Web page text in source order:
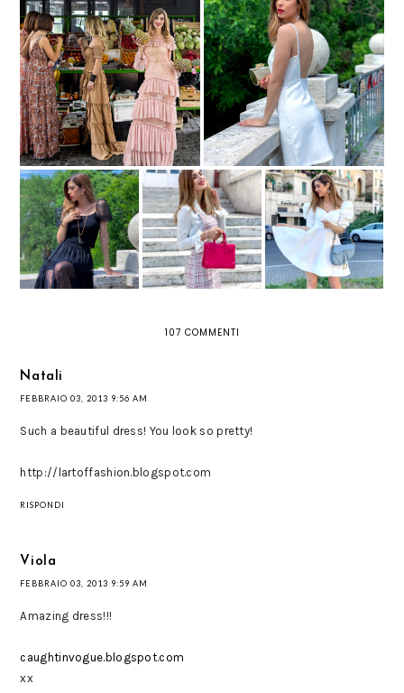
TREND ESTATE 2019: MAXI
DRESS A BALZE
VESTITO BIANCO CON LA
SCHIENA SCOPERTA E TANTE
PERLE
TUTTA LA BELLEZZA
DELLA NATURA NEI
GIOIELLI NOMADIC
DI
ANMICOLLECTIONS
TRE NUOVI LOOK
PRIMAVERILI
TREND ALERT: LE
MANICHE A
PALLONCINO
TORNANO A FARCI
SOGNARE CON IL
LORO VOLUME
107 COMMENTI
Natali
FEBBRAIO 03, 2013 9:56 AM
Such a beautiful dress! You look so pretty!
http://lartoffashion.blogspot.com
RISPONDI
Viola
FEBBRAIO 03, 2013 9:59 AM
Amazing dress!!!
caughtinvogue.blogspot.com
xx